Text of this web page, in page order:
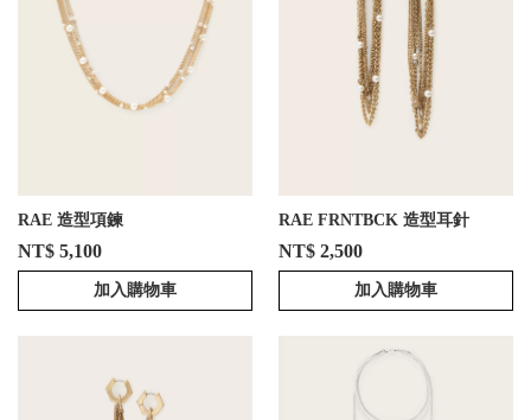
RAE 造型項鍊
NT$ 5,100
加入購物車
RAE FRNTBCK 造型耳針
NT$ 2,500
加入購物車